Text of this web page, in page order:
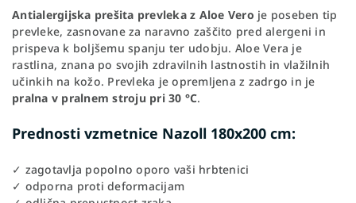
Antialergijska prešita prevleka z Aloe Vero je poseben tip
prevleke, zasnovane za naravno zaščito pred alergeni in
prispeva k boljšemu spanju ter udobju. Aloe Vera je
rastlina, znana po svojih zdravilnih lastnostih in vlažilnih
učinkih na kožo. Prevleka je opremljena z zadrgo in je
pralna v pralnem stroju pri 30 °C.
Prednosti vzmetnice Nazoll 180x200 cm:
✓ zagotavlja popolno oporo vaši hrbtenici
✓ odporna proti deformacijam